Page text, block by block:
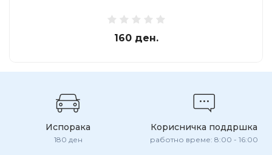
160 ден.
Испорака
180 ден
Корисничка поддршка
работно време: 8:00 - 16:00